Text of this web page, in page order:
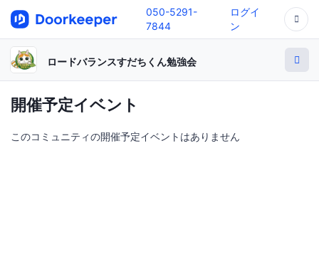
050-5291-
7844
ログイ
ン
ロードバランスすだちくん勉強会
開催予定イベント
このコミュニティの開催予定イベントはありません